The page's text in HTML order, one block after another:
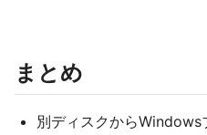
まとめ
別ディスクからWindows